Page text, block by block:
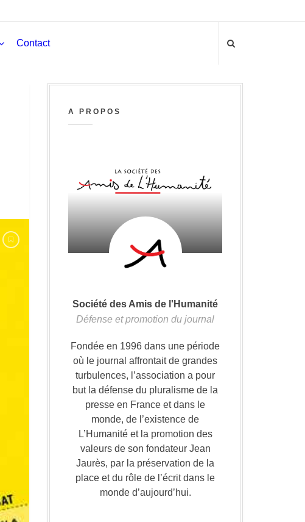
Contact
A PROPOS
Société des Amis de l'Humanité
Défense et promotion du journal
Fondée en 1996 dans une période
où le journal affrontait de grandes
turbulences, l’association a pour
but la défense du pluralisme de la
presse en France et dans le
monde, de l’existence de
L’Humanité et la promotion des
valeurs de son fondateur Jean
Jaurès, par la préservation de la
place et du rôle de l’écrit dans le
monde d’aujourd’hui.